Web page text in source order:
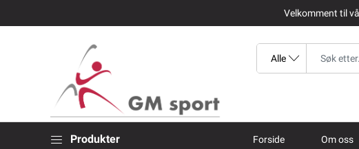
Velkomment til
Produkter Forside Om oss